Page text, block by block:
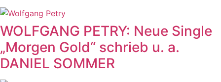
WOLFGANG PETRY: Neue Single
„Morgen Gold“ schrieb u. a.
DANIEL SOMMER